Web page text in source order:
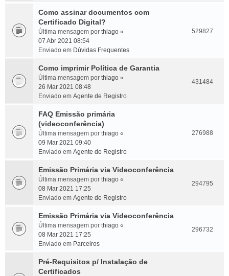
Como assinar documentos com
Certificado Digital?
Última mensagem por thiago «
07 Abr 2021 08:54
Enviado em Dúvidas Frequentes
529827
Como imprimir Política de Garantia
Última mensagem por thiago «
26 Mar 2021 08:48
Enviado em Agente de Registro
431484
FAQ Emissão primária
(videoconferência)
Última mensagem por thiago «
09 Mar 2021 09:40
Enviado em Agente de Registro
276988
Emissão Primária via Videoconferência
Última mensagem por thiago «
08 Mar 2021 17:25
Enviado em Agente de Registro
294795
Emissão Primária via Videoconferência
Última mensagem por thiago «
08 Mar 2021 17:25
Enviado em Parceiros
296732
Pré-Requisitos p/ Instalação de
Certificados